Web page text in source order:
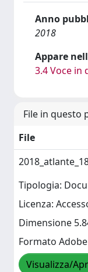
Anno
2018
Appare
3.4 Voce in
File in questo
File
Tipologia:
Licenza:
Dimensione
Formato Adobe
Visualizza/